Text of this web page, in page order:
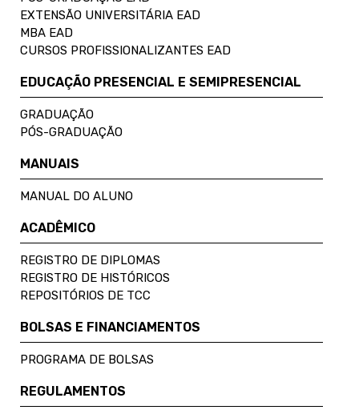
EXTENSÃO UNIVERSITÁRIA EAD
MBA EAD
CURSOS PROFISSIONALIZANTES EAD
EDUCAÇÃO PRESENCIAL E SEMIPRESENCIAL
GRADUAÇÃO
PÓS-GRADUAÇÃO
MANUAIS
MANUAL DO ALUNO
ACADÊMICO
REGISTRO DE DIPLOMAS
REGISTRO DE HISTÓRICOS
REPOSITÓRIOS DE TCC
BOLSAS E FINANCIAMENTOS
PROGRAMA DE BOLSAS
REGULAMENTOS